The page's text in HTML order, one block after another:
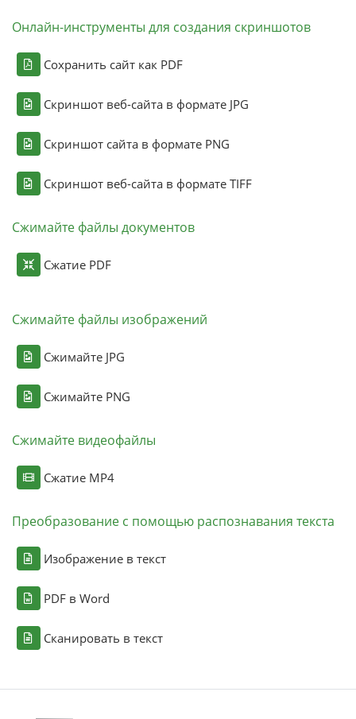
Онлайн-инструменты для создания скриншотов
Сохранить сайт как PDF
Скриншот веб-сайта в формате JPG
Скриншот сайта в формате PNG
Скриншот веб-сайта в формате TIFF
Сжимайте файлы документов
Сжатие PDF
Сжимайте файлы изображений
Сжимайте JPG
Сжимайте PNG
Сжимайте видеофайлы
Сжатие MP4
Преобразование с помощью распознавания текста
Изображение в текст
PDF в Word
Сканировать в текст